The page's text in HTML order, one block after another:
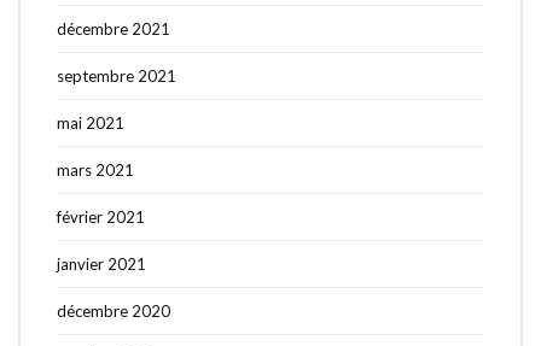
décembre 2021
septembre 2021
mai 2021
mars 2021
février 2021
janvier 2021
décembre 2020